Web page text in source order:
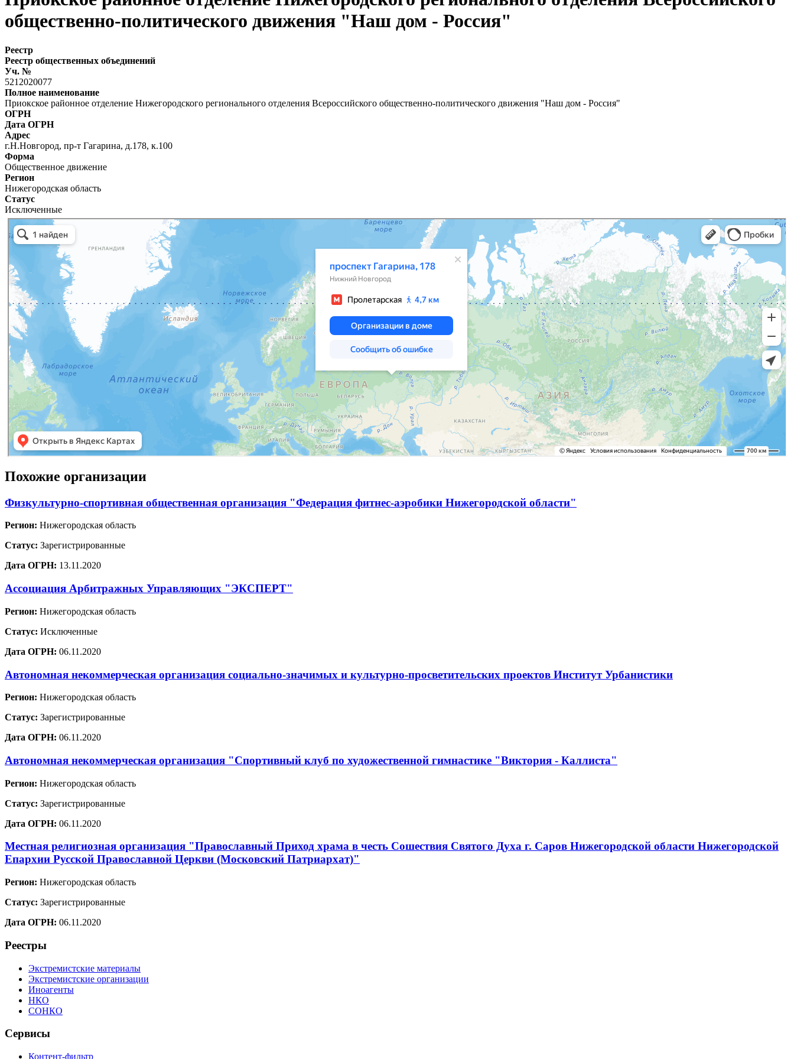
общественно-политического движения "Наш дом - Россия"
Реестр
Реестр общественных объединений
Уч. №
5212020077
Полное наименование
Приокское районное отделение Нижегородского регионального отделения Всероссийского общественно-политического движения "Наш дом - Россия"
ОГРН
Дата ОГРН
Адрес
г.Н.Новгород, пр-т Гагарина, д.178, к.100
Форма
Общественное движение
Регион
Нижегородская область
Статус
Исключенные
Похожие организации
Физкультурно-спортивная общественная организация "Федерация фитнес-аэробики Нижегородской области"
Регион: Нижегородская область
Статус: Зарегистрированные
Дата ОГРН: 13.11.2020
Ассоциация Арбитражных Управляющих "ЭКСПЕРТ"
Регион: Нижегородская область
Статус: Исключенные
Дата ОГРН: 06.11.2020
Автономная некоммерческая организация социально-значимых и культурно-просветительских проектов Институт Урбанистики
Регион: Нижегородская область
Статус: Зарегистрированные
Дата ОГРН: 06.11.2020
Автономная некоммерческая организация "Спортивный клуб по художественной гимнастике "Виктория - Каллиста"
Регион: Нижегородская область
Статус: Зарегистрированные
Дата ОГРН: 06.11.2020
Местная религиозная организация "Православный Приход храма в честь Сошествия Святого Духа г. Саров Нижегородской области Нижегородской
Епархии Русской Православной Церкви (Московский Патриархат)"
Регион: Нижегородская область
Статус: Зарегистрированные
Дата ОГРН: 06.11.2020
Реестры
Экстремистские материалы
Экстремистские организации
Иноагенты
НКО
СОНКО
Сервисы
Контент-фильтр